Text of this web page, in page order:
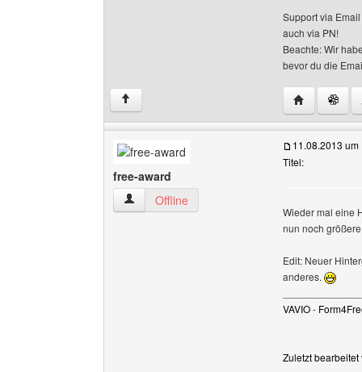
Support via
auch via PN!
Beachte: Wir
bevor du die
↑ Website
free-award
free-award Benutzer-Profile anzeigen
Offline
11.08.2013 um
Titel:
Wieder mal eine
nun noch
Edit: Neuer
anderes.
VAVIO-
Zuletzt